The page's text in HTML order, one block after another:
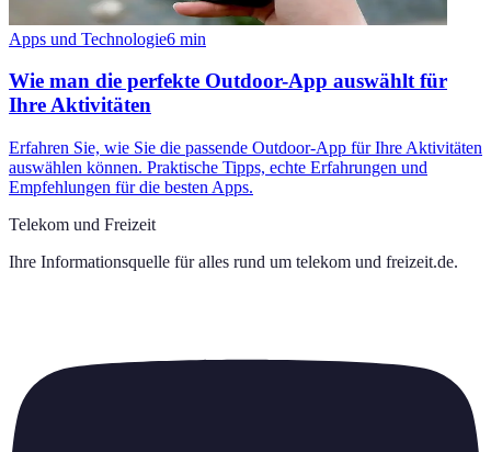
Apps und Technologie6 min
Wie man die perfekte Outdoor-App auswählt für
Ihre Aktivitäten
Erfahren Sie, wie Sie die passende Outdoor-App für Ihre Aktivitäten
auswählen können. Praktische Tipps, echte Erfahrungen und
Empfehlungen für die besten Apps.
Telekom und Freizeit
Ihre Informationsquelle für alles rund um telekom und freizeit.de.